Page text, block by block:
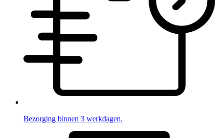
Bezorging binnen 3 werkdagen.